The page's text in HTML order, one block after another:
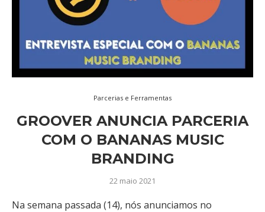
Parcerias e Ferramentas
GROOVER ANUNCIA PARCERIA
COM O BANANAS MUSIC
BRANDING
22 maio 2021
Na semana passada (14), nós anunciamos no